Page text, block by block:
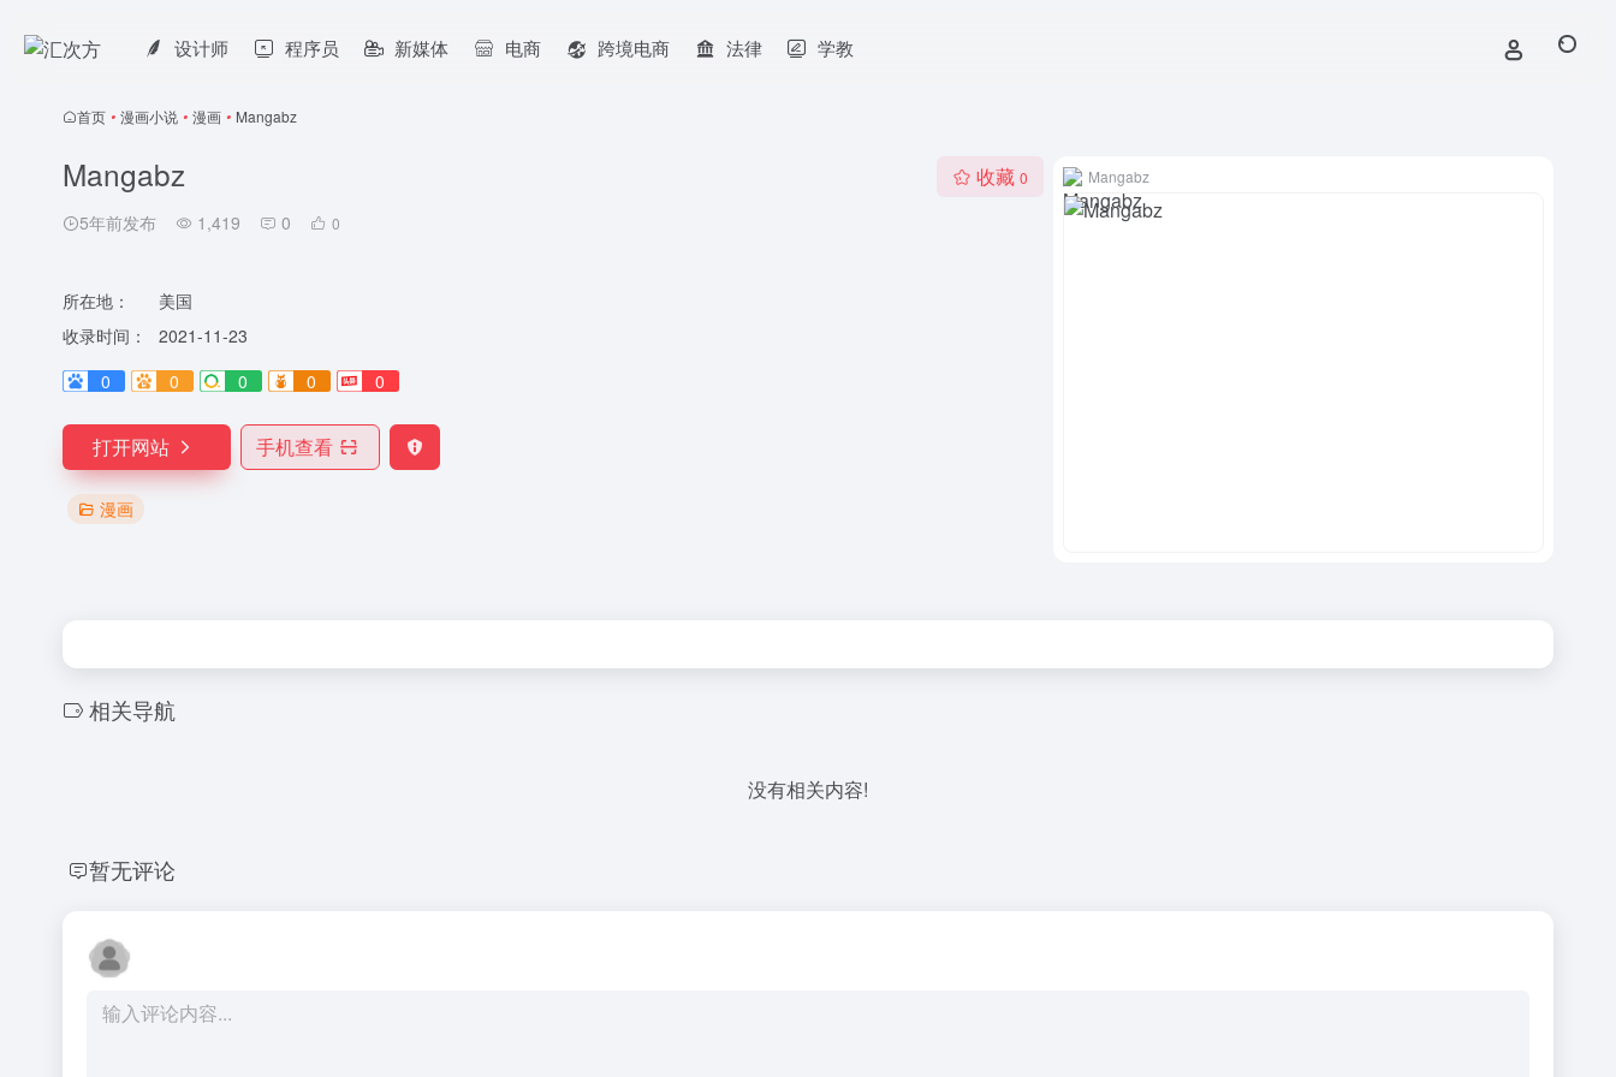
设计师 程序员 新媒体 电商 跨境电商 法律 学教
首页 • 漫画小说 • 漫画 • Mangabz
Mangabz
5年前发布 1,419 0 0
收藏 0
所在地：
美国
收录时间：
2021-11-23
0
0 0 0 0
打开网站 手机查看
漫画
Mangabz
相关导航
没有相关内容!
暂无评论